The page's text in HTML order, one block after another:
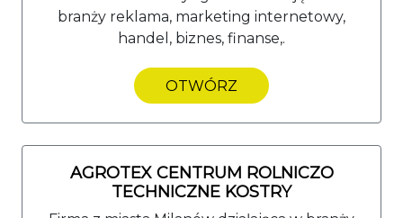
branży reklama, marketing internetowy,
handel, biznes, finanse,.
OTWÓRZ
AGROTEX CENTRUM ROLNICZO
TECHNICZNE KOSTRY